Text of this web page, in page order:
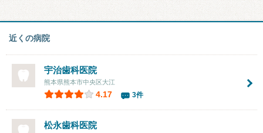
近くの病院
宇治歯科医院
熊本県熊本市中央区大江
4.17 3件
松永歯科医院